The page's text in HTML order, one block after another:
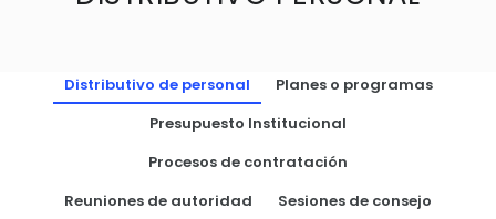
Símbolos Cívicos
Ubicación
GESTIÓN Y PRESUPUESTO
GESTIÓN INSTITUCIONAL
MECANISMOS DE PARTICIPACIÓN
CIUDADANÍA ACTIVA
Distributivo de personal
Planes o programas
Presupuesto Institucional
Procesos de contratación
Reuniones de autoridad
Sesiones de consejo